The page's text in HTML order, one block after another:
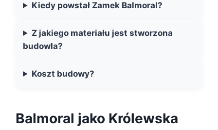
Kiedy powstał Zamek Balmoral?
Z jakiego materiału jest stworzona
budowla?
Koszt budowy?
Balmoral jako Królewska